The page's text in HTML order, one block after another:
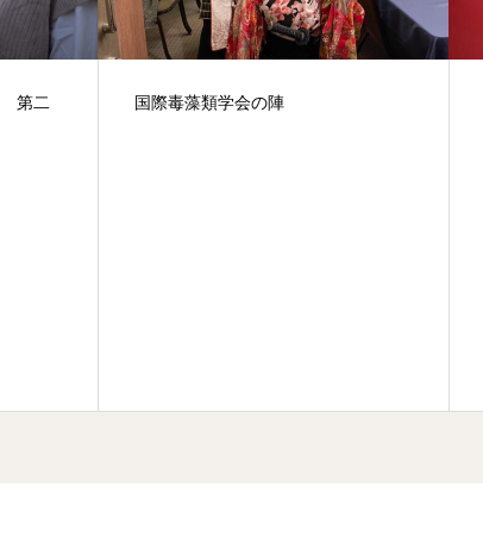
写真を撮っていただいたぞ。